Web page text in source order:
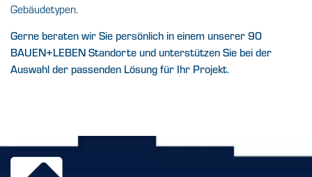
Gebäudetypen.
Gerne beraten wir Sie persönlich in einem unserer 90
BAUEN+LEBEN Standorte und unterstützen Sie bei der
Auswahl der passenden Lösung für Ihr Projekt.